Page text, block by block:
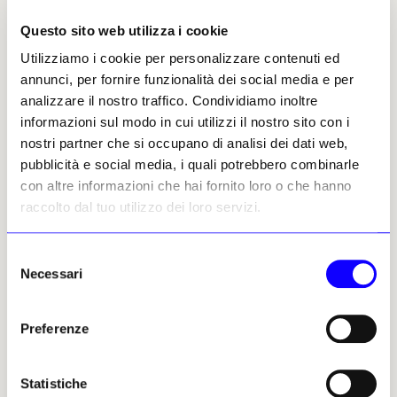
Questo sito web utilizza i cookie
Utilizziamo i cookie per personalizzare contenuti ed
annunci, per fornire funzionalità dei social media e per
analizzare il nostro traffico. Condividiamo inoltre
informazioni sul modo in cui utilizzi il nostro sito con i
nostri partner che si occupano di analisi dei dati web,
pubblicità e social media, i quali potrebbero combinarle
con altre informazioni che hai fornito loro o che hanno
raccolto dal tuo utilizzo dei loro servizi.
delNecessari
Preferenze
Statistiche
offerte preliminari sono aumentate di oltre il
300% su base annua in alcune vendite. Per il
settore Gioielli, le prime aste con Priority
Bidding si sono svolte a Hong Kong a
settembre, con risultati estremamente
positivi: due terzi dei lotti venduti hanno
ricevuto Priority Bids e oltre il 30% dei
partecipanti che si erano registrati con
Priority Bids hanno continuato a fare offerte
durante la vendita», sottolinea la maison. Dati
sempre più dinamico e internazionale, dove il
desiderio di possedere pezzi unici, di storia e
novembre 2025 | ©